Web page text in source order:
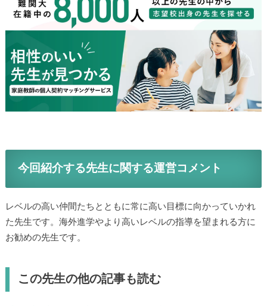
今回紹介する先生に関する運営コメント
レベルの高い仲間たちとともに常に高い目標に向かっていかれ
た先生です。海外進学やより高いレベルの指導を望まれる方に
お勧めの先生です。
この先生の他の記事も読む